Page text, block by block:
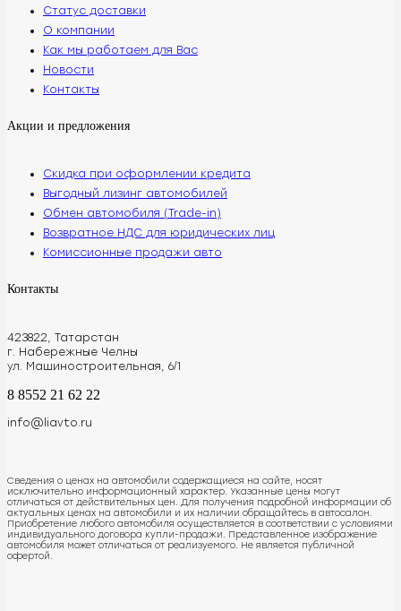
Статус доставки
О компании
Как мы работаем для Вас
Новости
Контакты
Акции и предложения
Скидка при оформлении кредита
Выгодный лизинг автомобилей
Обмен автомобиля (Trade-in)
Возвратное НДС для юридических лиц
Комиссионные продажи авто
Контакты
423822, Татарстан
г. Набережные Челны
ул. Машиностроительная, 6/1
8 8552 21 62 22
info@liavto.ru
Сведения о ценах на автомобили содержащиеся на сайте, носят
исключительно информационный характер. Указанные цены могут
отличаться от действительных цен. Для получения подробной информации об
актуальных ценах на автомобили и их наличии обращайтесь в автосалон.
Приобретение любого автомобиля осуществляется в соответствии с условиями
индивидуального договора купли-продажи. Представленное изображение
автомобиля может отличаться от реализуемого. Не является публичной
офертой.